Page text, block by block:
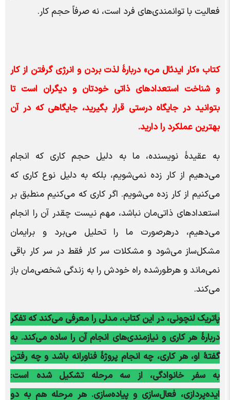
فعالیت با توانمندی‌های فرد است، نه صرفاً حجم کار.
کتاب «کار ایدئال من» دربارۀ لذت بردن و انرژی گرفتن از کار
و شناخت استعدادهای ذاتی خودتان و دیگران است تا
بتوانید در جایگاه درستی قرار بگیرید، جایگاهی که در آن
بهترین عملکرد را دارید.
به عقیدۀ نویسنده، ما به دلیل حجم کاری که انجام
می‌دهیم از کار زده نمی‌شویم، بلکه به دلیل نوع کاری که
می‌کنیم از کار زده می‌شویم. اگر کاری که می‌کنیم منطبق بر
استعدادهای ذاتی‌مان نباشد، مهم نیست چقدر آن را انجام
می‌دهیم، درهرصورت ما را تحلیل می‌برد و برایمان
مشکل‌ساز می‌شود و مشکلات سر کار فقط در سر کار باقی
نمی‌ماند و هرطورشده راه خودش را به زندگی شخصی‌مان باز
می‌کند.
پاتریک لنچونی، در این کتاب، مدلی را معرفی می‌کند که تفکر
دربارۀ هر کاری و نیازمندی‌های انجام آن را ساده می‌کند. به
گفتۀ او، هر کاری، چه انجام پروژۀ فناورانه باشد و چه رفتن
به سفر خانوادگی، از سه مرحله تشکیل شده است:
ایده‌پردازی، فعال‌سازی و پیاده‌سازی. هر مرحله هم به دو